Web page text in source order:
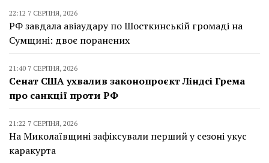
22:12 7 СЕРПНЯ, 2026
РФ завдала авіаудару по Шосткинській громаді на
Сумщині: двоє поранених
21:40 7 СЕРПНЯ, 2026
Сенат США ухвалив законопроєкт Ліндсі Грема
про санкції проти РФ
21:22 7 СЕРПНЯ, 2026
На Миколаївщині зафіксували перший у сезоні укус
каракурта